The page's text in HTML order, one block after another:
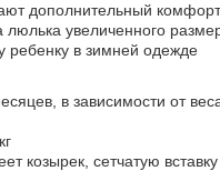
дополнительный
увеличенного
ребенку в зимней одежде
в зависимости от
козырек, сетчатую вставку